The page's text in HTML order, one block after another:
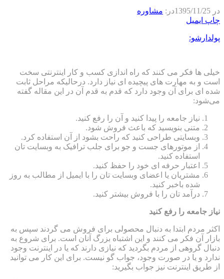
در 1395/11/25در: مشاوره
چاپ ایمیل
پولدارشو:
خیلی ها فکر می کنند که راه اندازی کسب و کار اینترنتی سخت
است و به مهارت های پیچیده ای نیاز دارد. درحالیکه مراحل ثابت
شده ای برای آن وجود دارد که قدم به قدم آن در این مقاله گفته
می‌شود:
نیاز جامعه را پیدا کنید و آن را رفع کنید.
متنی بنویسید که باعث فروش شود.
وبسایتی طراحی کنید که راحت بشود از آن استفاده کرد.
از موتورهای جست و جو برای جلب ترافیک به وبسایت تان
استفاده کنید.
اعتبار حرفه ای خود را حفظ کنید.
مشتریان یا اعضای وبسایت تان را با ایمیل از مطالب به روز
شده باخبر کنید.
درآمد تان را با فروش بیشتر کنید.
نیاز جامعه را رفع کنید
اکثر مردم ابتدا به دنبال محصولی برای فروش می گردند سپس به
بازار آن فکر می کنند و این اشتباه بزرگ آنان است. برای شروع به
دنبال گروهی از مردم بگردید که نیازی دارند که یا در اینترنت وجود
ندارد و یا در صورت وجود، جواب گو نیست. برای این کار می توانید
از طریق اینترنت نیز جواب بگیرید: